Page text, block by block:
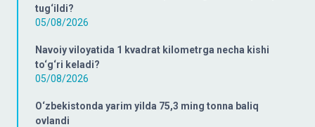
tug‘ildi?
05/08/2026
Navoiy viloyatida 1 kvadrat kilometrga necha kishi
to‘g‘ri keladi?
05/08/2026
O‘zbekistonda yarim yilda 75,3 ming tonna baliq
ovlandi